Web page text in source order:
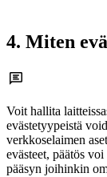
4. Miten
Voit hallita
evästetyypeistä
verkkoselaimen
evästeet, päätös
pääsyn joihinkin